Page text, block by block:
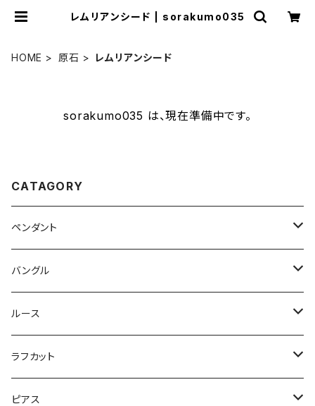
レムリアンシード | sorakumo035
HOME 原石 レムリアンシード
sorakumo035 は、現在準備中です。
CATAGORY
ペンダント
ラブラドライト
オーバル
ドロップ
ホワイトラブラトライト
コンビ
アイオライトサンストーン
コンビ
カイヤナイト
バングル
ホワイトラブラドライト
ルース
パープルラブラドライト
マーキス
ラブラドライト
ラフカット
スペクトラライト
ピアス